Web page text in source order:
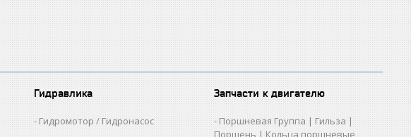
Гидравлика
Гидромотор / Гидронасос
Запчасти к двигателю
Поршневая Группа | Гильза |
Поршень | Кольца поршневые